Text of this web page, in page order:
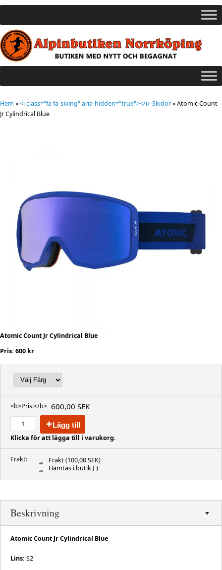
Hem »<i class="fa fa-skiing" aria-hidden="true"></i> Skidor»Atomic Count
Jr Cylindrical Blue
Atomic Count Jr Cylindrical Blue
Pris: 600 kr
<b>Pris:</b> 600,00 SEK
Lägg till
Klicka för att lägga till i varukorg.
Frakt: Frakt(100,00 SEK)
Hämtas i butik( )
Beskrivning
Atomic Count Jr Cylindrical Blue
Lins: S2